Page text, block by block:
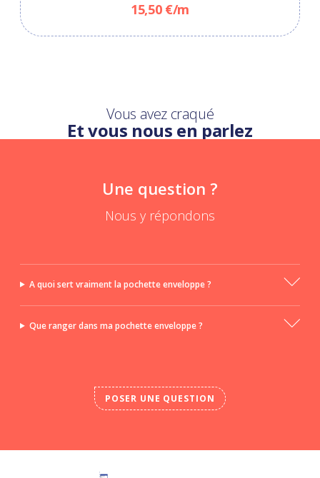
15,50 €/m
Vous avez craqué
Et vous nous en parlez
Une question ?
Nous y répondons
A quoi sert vraiment la pochette enveloppe ?
Que ranger dans ma pochette enveloppe ?
POSER UNE QUESTION